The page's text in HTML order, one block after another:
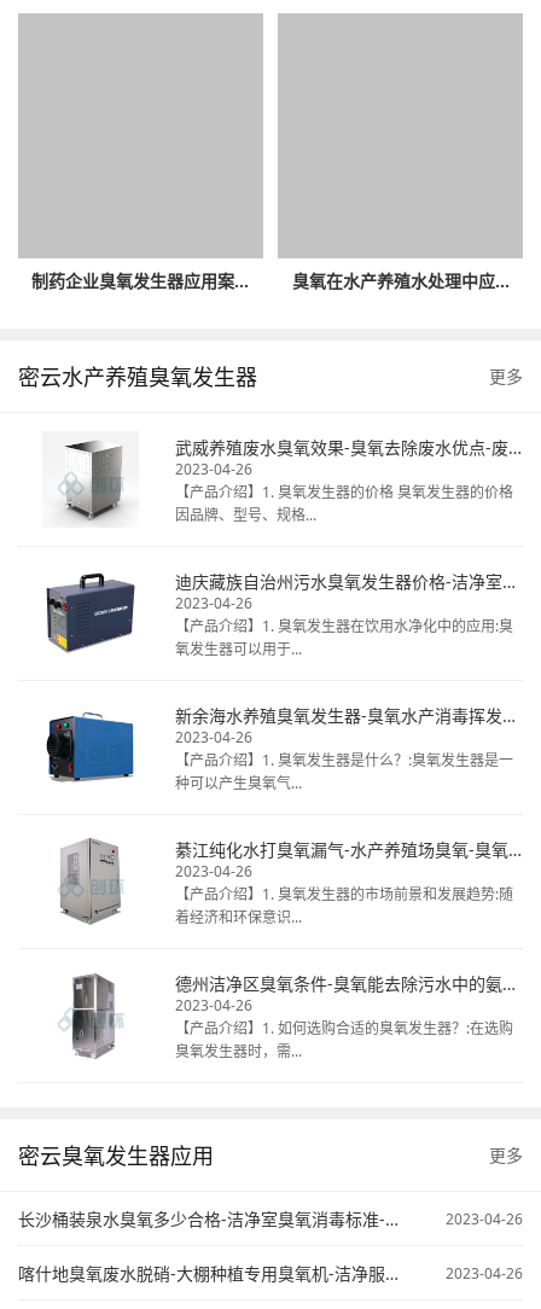
制药企业臭氧发生器应用案... 臭氧在水产养殖水处理中应...
密云水产养殖臭氧发生器 更多
武威养殖废水臭氧效果-臭氧去除废水优点-废水臭氧消毒厂家
2023-04-26
【产品介绍】1. 臭氧发生器的价格 臭氧发生器的价格
因品牌、型号、规格...
迪庆藏族自治州污水臭氧发生器价格-洁净室臭氧消毒热线电话-揭秘桶装水臭氧
2023-04-26
【产品介绍】1. 臭氧发生器在饮用水净化中的应用:臭
氧发生器可以用于...
新余海水养殖臭氧发生器-臭氧水产消毒挥发时间-天然矿泉水臭氧毒
2023-04-26
【产品介绍】1. 臭氧发生器是什么？:臭氧发生器是一
种可以产生臭氧气...
綦江纯化水打臭氧漏气-水产养殖场臭氧-臭氧发生器清洗冷库
2023-04-26
【产品介绍】1. 臭氧发生器的市场前景和发展趋势:随
着经济和环保意识...
德州洁净区臭氧条件-臭氧能去除污水中的氨氮不-臭氧在污水处理中的应用
2023-04-26
【产品介绍】1. 如何选购合适的臭氧发生器？:在选购
臭氧发生器时，需...
密云臭氧发生器应用 更多
长沙桶装泉水臭氧多少合格-洁净室臭氧消毒标准-臭氧污水处理原来 2023-04-26
喀什地臭氧废水脱硝-大棚种植专用臭氧机-洁净服臭氧灭菌 2023-04-26